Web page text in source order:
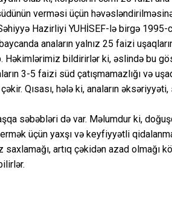
verməsi üçün
Hazirliyi YUHİSEF-lə birgə
anaların yalnız 25 faizi
Həkimlərimiz bildirirlər ki, əslində bu
3-5 faizi süd çatışmamazlığı və
Qısası, hələ ki, anaların
səbəbləri də var. Məlumdur ki,
üçün yaxşı və keyfiyyətli
saxlamağı, artıq çəkidən azad olmağı